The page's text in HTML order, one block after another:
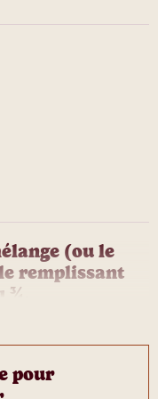
(ou le
remplissant
¾.
pour